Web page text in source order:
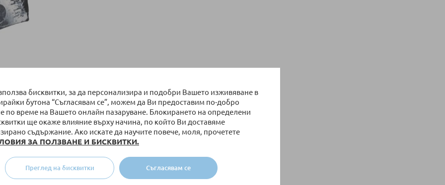
бисквитки, за да персонализира и подобри Вашето изживяване в
бутона “Съгласявам се”, можем да Ви предоставим по-добро
по време на Вашето онлайн пазаруване. Блокирането на определени
ще окаже влияние върху начина, по който Ви доставяме
съдържание. Ако искате да научите повече, моля, прочетете
ЗА ПОЛЗВАНЕ И БИСКВИТКИ.
Съгласявам се
Преглед на бисквитки
лв.
на страница